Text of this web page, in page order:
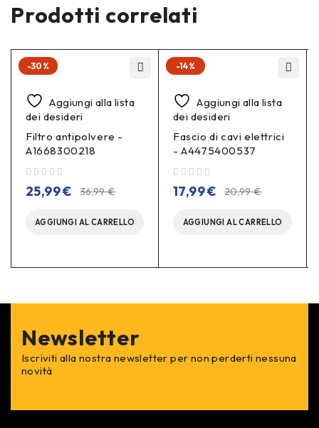
Prodotti correlati
-30%
Aggiungi alla lista
dei desideri
Filtro antipolvere -
A1668300218
36,99€
25,99€
AGGIUNGI AL CARRELLO
-14%
Aggiungi alla lista
dei desideri
Fascio di cavi elettrici
- A4475400537
20,99€
17,99€
AGGIUNGI AL CARRELLO
Newsletter
Iscriviti alla nostra newsletter per non perderti nessuna
novità